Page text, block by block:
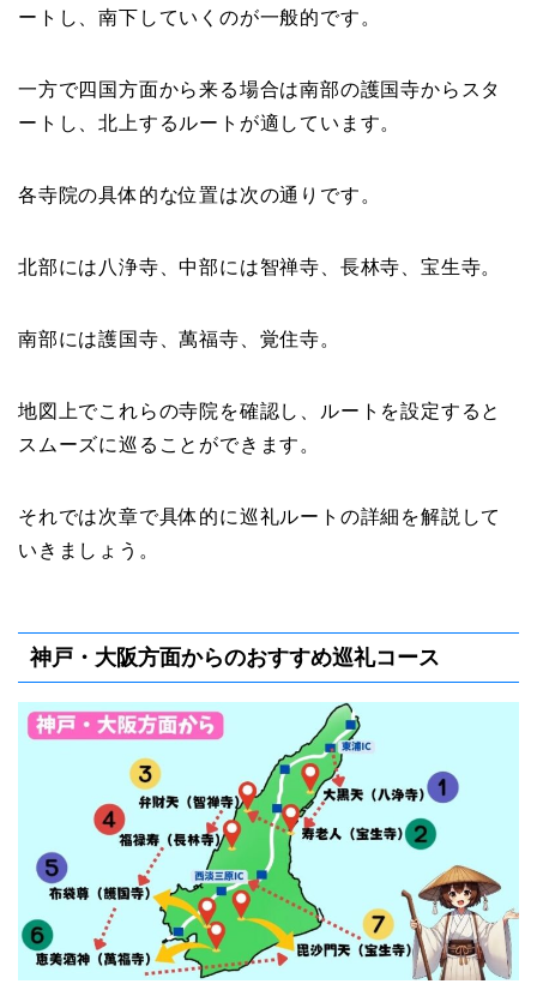
ートし、南下していくのが一般的です。
一方で四国方面から来る場合は南部の護国寺からスタ
ートし、北上するルートが適しています。
各寺院の具体的な位置は次の通りです。
北部には八浄寺、中部には智禅寺、長林寺、宝生寺。
南部には護国寺、萬福寺、覚住寺。
地図上でこれらの寺院を確認し、ルートを設定すると
スムーズに巡ることができます。
それでは次章で具体的に巡礼ルートの詳細を解説して
いきましょう。
神戸・大阪方面からのおすすめ巡礼コース